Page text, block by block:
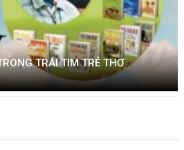
TRÁI TIM TRẺ THƠ